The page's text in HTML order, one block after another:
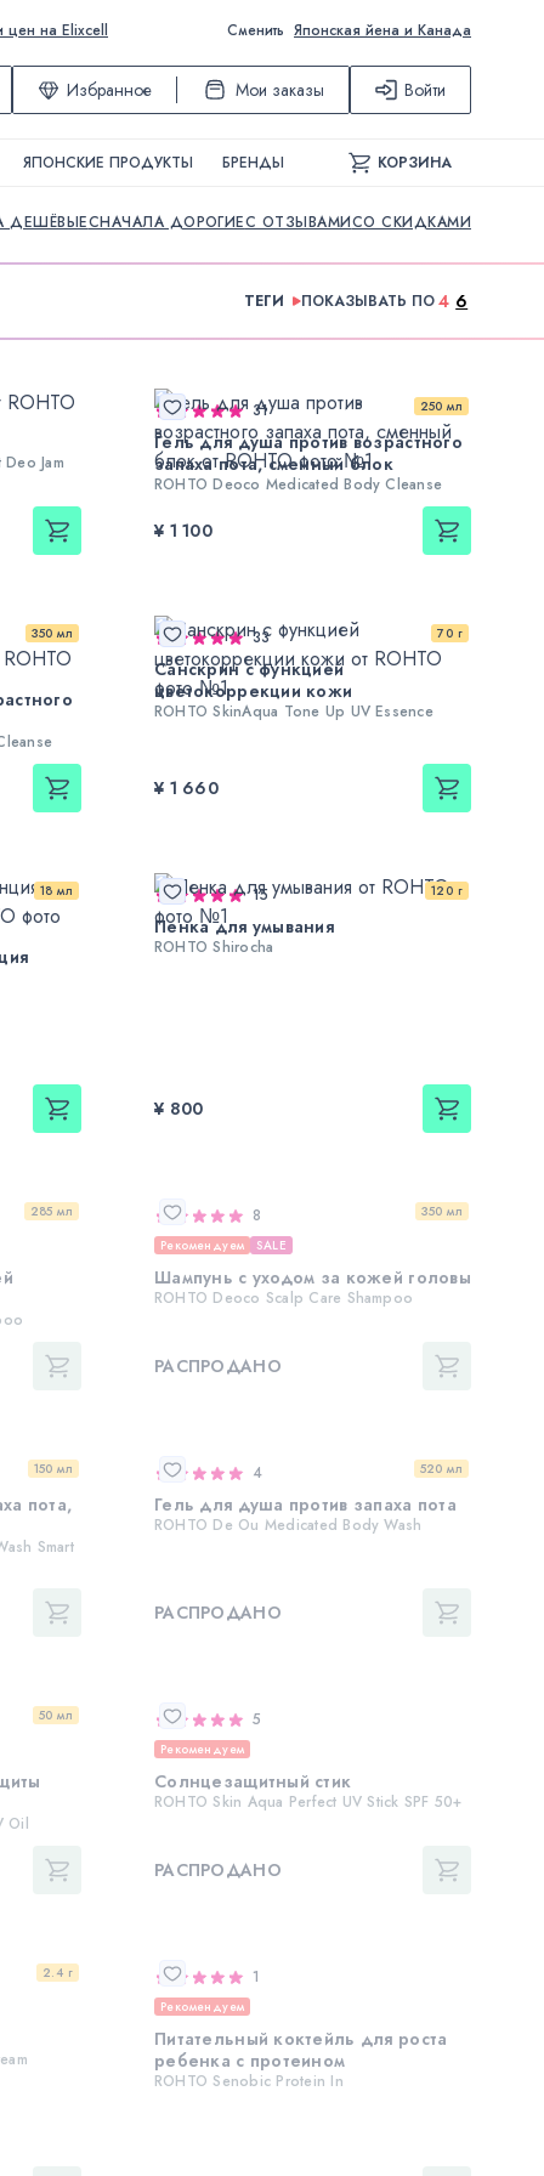
на Elixcell Сменить Японская йена и Канада
Избранное Мои заказы Войти
ЯПОНСКИЕ ПРОДУКТЫ БРЕНДЫ КОРЗИНА
ДЕШЁВЫЕСНАЧАЛА ДОРОГИЕС ОТЗЫВАМИСО СКИДКАМИ
ТЕГИ ПОКАЗЫВАТЬ ПО4 6
Jam
250 мл
31
Гель для душа против возрастного
запаха пота, сменный блок
ROHTO Deoco Medicated Body Cleanse
¥ 1 100
350 мл 70 г
33
Санскрин с функцией
цветокоррекции кожи
ROHTO SkinAqua Tone Up UV Essence
¥ 1 660
18 мл 120 г
15
Пенка для умывания
ROHTO Shirocha
¥ 800
285 мл 350 мл
8
Рекомендуем SALE
Шампунь с уходом за кожей головы
ROHTO Deoco Scalp Care Shampoo
РАСПРОДАНО
150 мл
пота,
Smart
520 мл
4
Гель для душа против запаха пота
ROHTO De Ou Medicated Body Wash
РАСПРОДАНО
50 мл
Oil
5
Рекомендуем
Солнцезащитный стик
ROHTO Skin Aqua Perfect UV Stick SPF 50+
РАСПРОДАНО
2.4 г 1
Рекомендуем
Питательный коктейль для роста
ребенка с протеином
ROHTO Senobic Protein In